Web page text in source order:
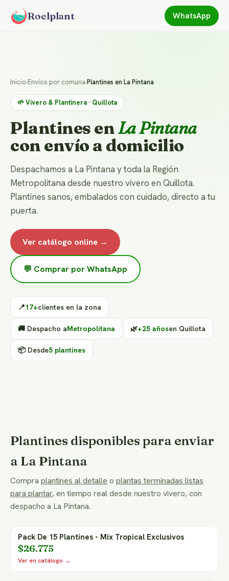
Roelplant WhatsApp
Inicio›Envíos por comuna›Plantines en La Pintana
🌱 Vivero & Plantinera · Quillota
Plantines enLa Pintana
con envío a domicilio
Despachamos a La Pintana y toda la Región
Metropolitana desde nuestro vivero en Quillota.
Plantines sanos, embalados con cuidado, directo a tu
puerta.
Ver catálogo online →
💬 Comprar por WhatsApp
📍17+clientes en la zona
🚚 Despacho aMetropolitana 🌿+25 añosen Quillota
📦 Desde5 plantines
Plantines disponibles para enviar
a La Pintana
Compra plantines al detalle o plantas terminadas listas
para plantar, en tiempo real desde nuestro vivero, con
despacho a La Pintana.
Pack De 15 Plantines - Mix Tropical Exclusivos
$26.775
Ver en catálogo →